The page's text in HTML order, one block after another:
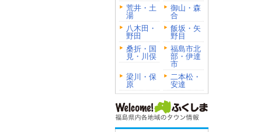
荒井・土
湯
御山・森
合
八木田・
野田
飯坂・矢
野目
桑折・国
見・川俣
福島市北
部・伊達
市
梁川・保
原
二本松・
安達